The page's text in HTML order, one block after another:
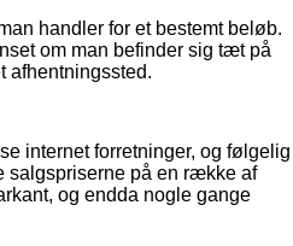
handler for et bestemt beløb.
om man befinder sig tæt på
afhentningssted.
internet forretninger, og følgelig
salgspriserne på en række af
og endda nogle gange